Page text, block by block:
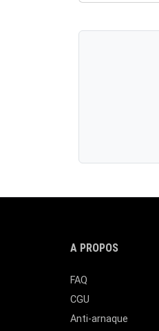
A PROPOS
FAQ
CGU
Anti-arnaque